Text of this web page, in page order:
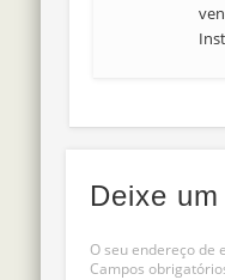
Deixe
O seu endereço de
Campos